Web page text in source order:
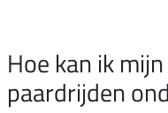
Hoe kan ik
paardrijden